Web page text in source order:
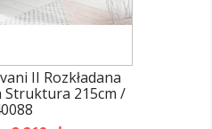
II Rozkładana
Struktura 215cm /